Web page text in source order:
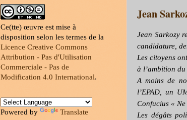
Jean
Jean Sarkozy
candidature,
Les citoyens
à l’ambition
A moins de
l’EPAD, un
Confucius «
Les dégâts
Ce(tte) œuvre est mise à
disposition selon les termes de la
Licence Creative Commons
Attribution - Pas d'Utilisation
Commerciale - Pas de
Modification 4.0 International.
Powered by Translate